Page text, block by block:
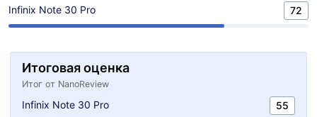
Infinix Note 30 Pro 72
Итоговая оценка
Итог от NanoReview
Infinix Note 30 Pro 55